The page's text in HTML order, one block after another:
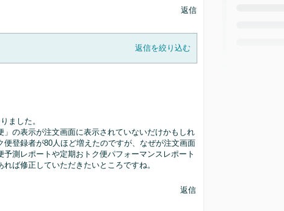
返信
返信を絞り込む
ました。
の表示が注文画面に表示されていないだけかもしれ
登録者が80人ほど増えたのですが、なぜが注文画面
測レポートや定期おトク便パフォーマンスレポート
ば修正していただきたいところですね。
返信